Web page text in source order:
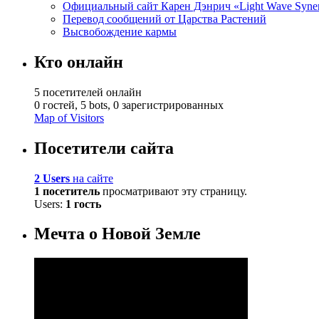
Официальный сайт Карен Дэнрич «Light Wave
Перевод сообщений от Царства Растений
Высвобождение кармы
Кто онлайн
5 посетителей онлайн
0 гостей, 5 bots, 0 зарегистрированных
Map of Visitors
Посетители сайта
2 Users на сайте
1 посетитель просматривают эту страницу.
Users: 1 гость
Мечта о Новой Земле